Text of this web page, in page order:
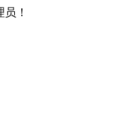
！